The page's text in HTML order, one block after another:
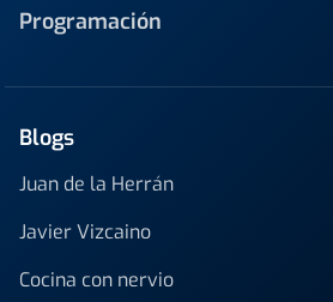
Programación
Blogs
Juan de la Herrán
Javier Vizcaino
Cocina con nervio